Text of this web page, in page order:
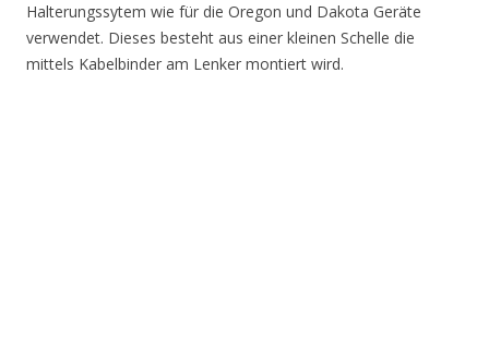
Halterungssytem wie für die Oregon und Dakota Geräte
verwendet. Dieses besteht aus einer kleinen Schelle die
mittels Kabelbinder am Lenker montiert wird.